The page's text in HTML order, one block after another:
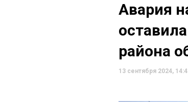
Авария
района
13 сентября 2024,